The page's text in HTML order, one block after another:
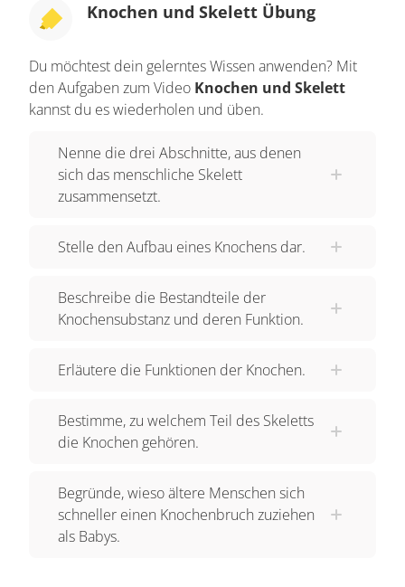
Knochen und Skelett Übung
Du möchtest dein gelerntes Wissen anwenden? Mit
den Aufgaben zum Video Knochen und Skelett
kannst du es wiederholen und üben.
Nenne die drei Abschnitte, aus denen
sich das menschliche Skelett
zusammensetzt.
Stelle den Aufbau eines Knochens dar.
Beschreibe die Bestandteile der
Knochensubstanz und deren Funktion.
Erläutere die Funktionen der Knochen.
Bestimme, zu welchem Teil des Skeletts
die Knochen gehören.
Begründe, wieso ältere Menschen sich
schneller einen Knochenbruch zuziehen
als Babys.